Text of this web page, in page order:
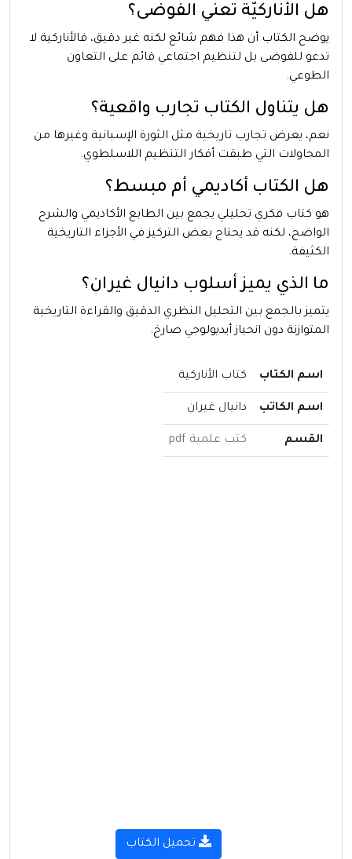
هل الأناركيّة تعني الفوضى؟
يوضح الكتاب أن هذا فهم شائع لكنه غير دقيق، فالأناركية لا
تدعو للفوضى بل لتنظيم اجتماعي قائم على التعاون
الطوعي.
هل يتناول الكتاب تجارب واقعية؟
نعم، يعرض تجارب تاريخية مثل الثورة الإسبانية وغيرها من
المحاولات التي طبقت أفكار التنظيم اللاسلطوي.
هل الكتاب أكاديمي أم مبسط؟
هو كتاب فكري تحليلي يجمع بين الطابع الأكاديمي والشرح
الواضح، لكنه قد يحتاج بعض التركيز في الأجزاء التاريخية
الكثيفة.
ما الذي يميز أسلوب دانيال غيران؟
يتميز بالجمع بين التحليل النظري الدقيق والقراءة التاريخية
المتوازنة دون انحياز أيديولوجي صارخ.
اسم الكتاب كتاب الأناركية
اسم الكاتب دانيال غيران
القسم كتب علمية pdf
تحميل الكتاب